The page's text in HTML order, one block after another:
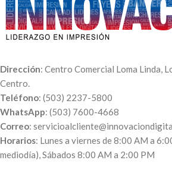
Dirección: Centro Comercial Loma Linda,
Centro.
Teléfono: (503) 2237-5800
WhatsApp: (503) 7600-4668
Correo:
Horarios: Lunes a viernes de 8:00 AM a
mediodía), Sábados 8:00 AM a 2:00 PM